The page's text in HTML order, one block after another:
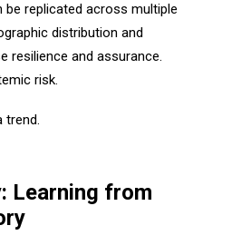
be replicated across multiple
distribution and
resilience and assurance.
risk.
trend.
Learning from